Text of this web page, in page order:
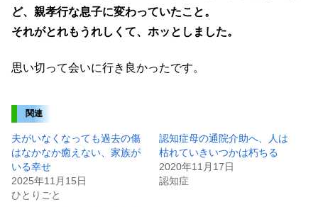
ど、親孝行な息子に変わっていたこと。
それがとれもうれしくて、ホッとしました。
思い切って会いに行き良かったです。
関連
夫がいなくなっても過去の傷
はなかなか癒えない、家族が
いる幸せ
2025年11月15日
ひとりごと
認知症母の通院介助へ、人は
枯れていきいつかは朽ちる
2020年11月17日
認知症